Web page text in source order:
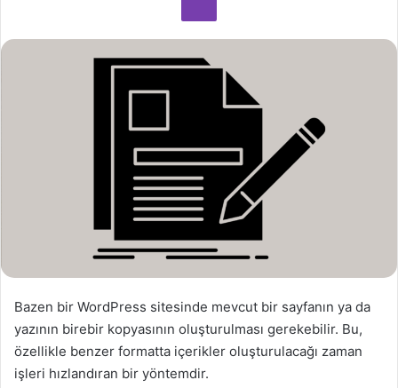
s
t
d
e
r
e
Bazen bir WordPress sitesinde mevcut bir sayfanın ya da
yazının birebir kopyasının oluşturulması gerekebilir. Bu,
özellikle benzer formatta içerikler oluşturulacağı zaman
işleri hızlandıran bir yöntemdir.